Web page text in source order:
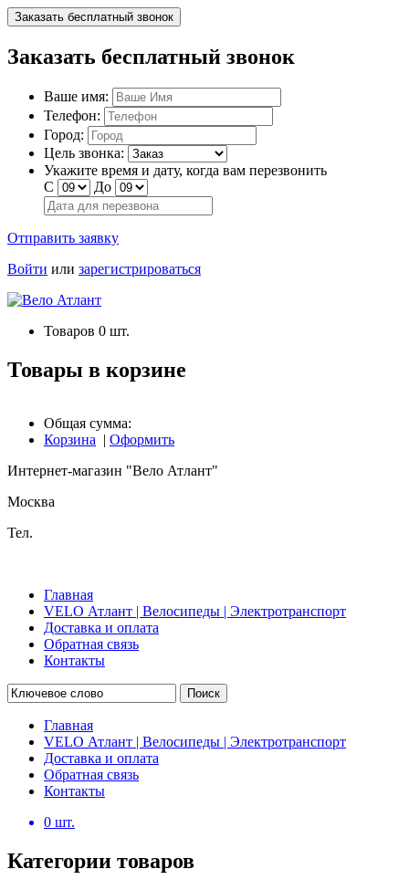
Заказать бесплатный звонок
Заказать бесплатный звонок
Ваше имя:
Телефон:
Город:
Цель звонка:
Укажите время и дату, когда вам перезвонить
С
До
Отправить заявку
Войти или зарегистрироваться
Товаров 0 шт.
Товары в корзине
Общая сумма:
Корзина | Оформить
Интернет-магазин "Вело Атлант"
Москва
Тел.
Главная
VELO Атлант | Велосипеды | Электротранспорт
Доставка и оплата
Обратная связь
Контакты
Поиск
Главная
VELO Атлант | Велосипеды | Электротранспорт
Доставка и оплата
Обратная связь
Контакты
0 шт.
Категории товаров